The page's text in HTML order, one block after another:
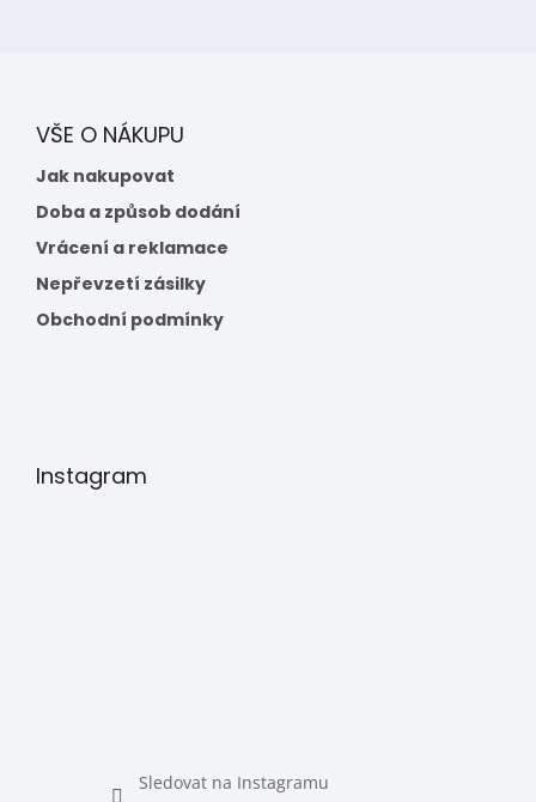
VŠE O NÁKUPU
Jak nakupovat
Doba a způsob dodání
Vrácení a reklamace
Nepřevzetí zásilky
Obchodní podmínky
Instagram
Sledovat na Instagramu